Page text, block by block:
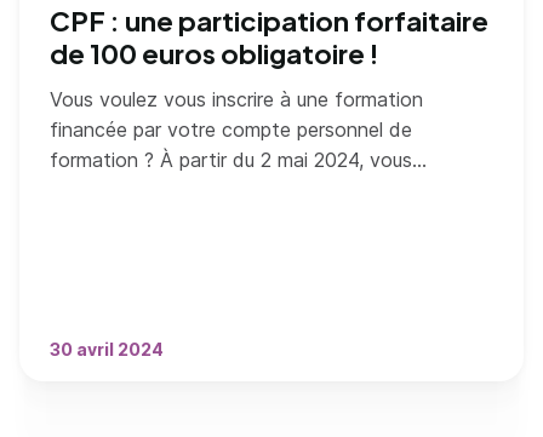
CPF : une participation forfaitaire
de 100 euros obligatoire !
Vous voulez vous inscrire à une formation
financée par votre compte personnel de
formation ? À partir du 2 mai 2024, vous
30 avril 2024